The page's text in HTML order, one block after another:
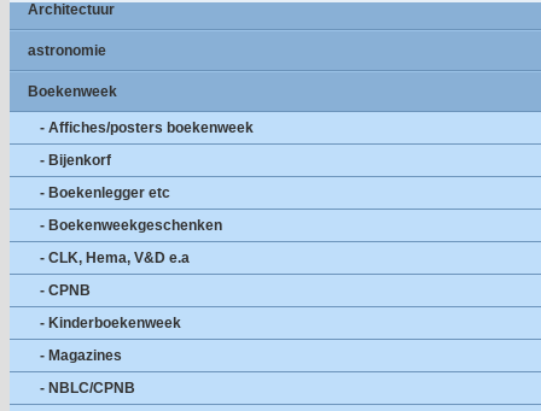
Architectuur
astronomie
Boekenweek
- Affiches/posters boekenweek
- Bijenkorf
- Boekenlegger etc
- Boekenweekgeschenken
- CLK, Hema, V&D e.a
- CPNB
- Kinderboekenweek
- Magazines
- NBLC/CPNB